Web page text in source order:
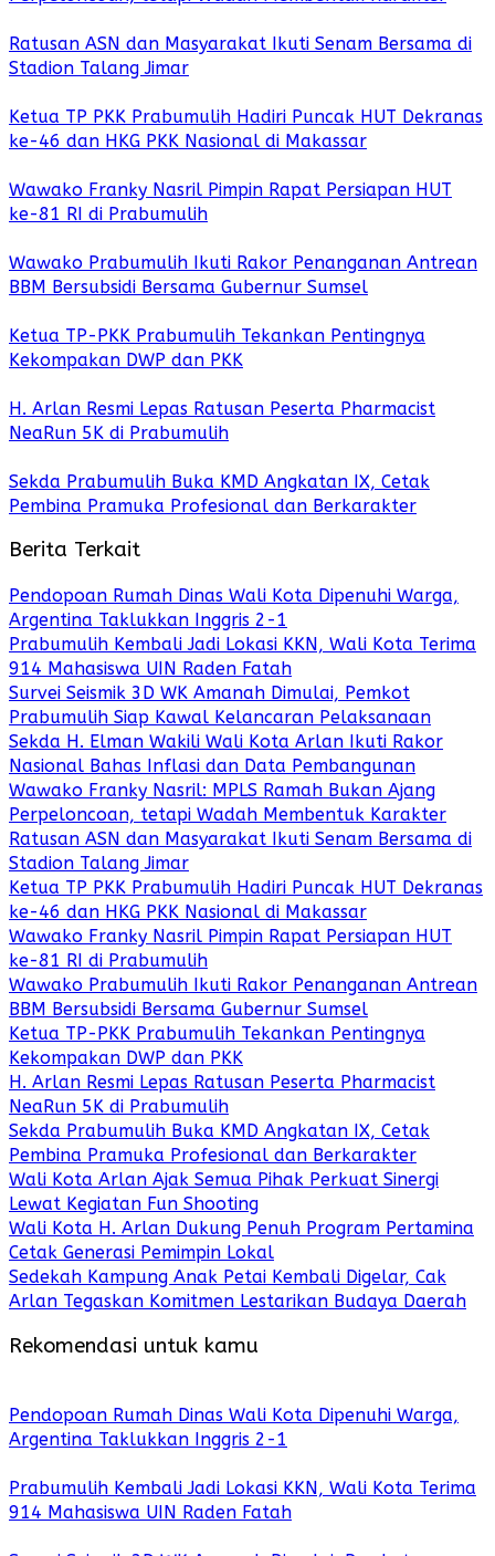
Ratusan ASN dan Masyarakat Ikuti Senam Bersama di
Stadion Talang Jimar
Ketua TP PKK Prabumulih Hadiri Puncak HUT Dekranas
ke-46 dan HKG PKK Nasional di Makassar
Wawako Franky Nasril Pimpin Rapat Persiapan HUT
ke-81 RI di Prabumulih
Wawako Prabumulih Ikuti Rakor Penanganan Antrean
BBM Bersubsidi Bersama Gubernur Sumsel
Ketua TP-PKK Prabumulih Tekankan Pentingnya
Kekompakan DWP dan PKK
H. Arlan Resmi Lepas Ratusan Peserta Pharmacist
NeaRun 5K di Prabumulih
Sekda Prabumulih Buka KMD Angkatan IX, Cetak
Pembina Pramuka Profesional dan Berkarakter
Berita Terkait
Pendopoan Rumah Dinas Wali Kota Dipenuhi Warga,
Argentina Taklukkan Inggris 2-1
Prabumulih Kembali Jadi Lokasi KKN, Wali Kota Terima
914 Mahasiswa UIN Raden Fatah
Survei Seismik 3D WK Amanah Dimulai, Pemkot
Prabumulih Siap Kawal Kelancaran Pelaksanaan
Sekda H. Elman Wakili Wali Kota Arlan Ikuti Rakor
Nasional Bahas Inflasi dan Data Pembangunan
Wawako Franky Nasril: MPLS Ramah Bukan Ajang
Perpeloncoan, tetapi Wadah Membentuk Karakter
Ratusan ASN dan Masyarakat Ikuti Senam Bersama di
Stadion Talang Jimar
Ketua TP PKK Prabumulih Hadiri Puncak HUT Dekranas
ke-46 dan HKG PKK Nasional di Makassar
Wawako Franky Nasril Pimpin Rapat Persiapan HUT
ke-81 RI di Prabumulih
Wawako Prabumulih Ikuti Rakor Penanganan Antrean
BBM Bersubsidi Bersama Gubernur Sumsel
Ketua TP-PKK Prabumulih Tekankan Pentingnya
Kekompakan DWP dan PKK
H. Arlan Resmi Lepas Ratusan Peserta Pharmacist
NeaRun 5K di Prabumulih
Sekda Prabumulih Buka KMD Angkatan IX, Cetak
Pembina Pramuka Profesional dan Berkarakter
Wali Kota Arlan Ajak Semua Pihak Perkuat Sinergi
Lewat Kegiatan Fun Shooting
Wali Kota H. Arlan Dukung Penuh Program Pertamina
Cetak Generasi Pemimpin Lokal
Sedekah Kampung Anak Petai Kembali Digelar, Cak
Arlan Tegaskan Komitmen Lestarikan Budaya Daerah
Rekomendasi untuk kamu
Pendopoan Rumah Dinas Wali Kota Dipenuhi Warga,
Argentina Taklukkan Inggris 2-1
Prabumulih Kembali Jadi Lokasi KKN, Wali Kota Terima
914 Mahasiswa UIN Raden Fatah